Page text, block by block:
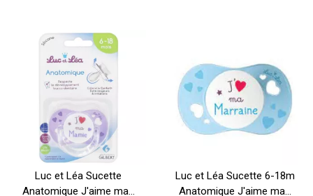
Luc et Léa Sucette
Anatomique J'aime ma...
Luc et Léa Sucette 6-18m
Anatomique J'aime ma...